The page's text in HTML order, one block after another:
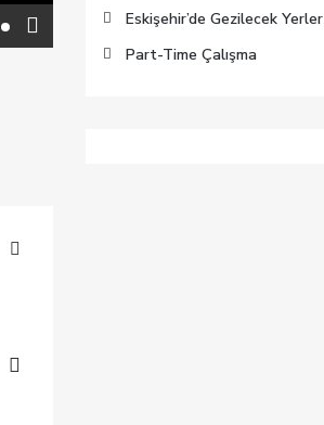
Eskişehir’de Gezilecek Yerler
Part-Time Çalışma